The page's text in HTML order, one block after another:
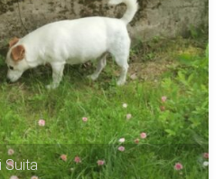
Suita